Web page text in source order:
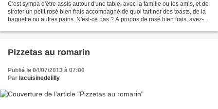
C'est sympa d'être assis autour d'une table, avec la famille ou les amis, et de
siroter un petit rosé bien frais accompagné de quoi tartiner des toasts, de la
baguette ou autres pains. N'est-ce pas ? A propos de rosé bien frais, avez-
Pizzetas au romarin
Publié le 04/07/2013 à 07:00
Par lacuisinedelilly